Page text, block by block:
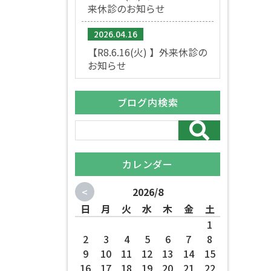
来休診のお知らせ
2026.04.16
【R8.6.16(火) 】外来休診の
お知らせ
ブログ内検索
カレンダー
<
2026/8
日
月 火 水 木 金
土
1
2
3 4 5 6 7
8
9
10 11 12 13 14
15
16
17 18 19 20 21
22